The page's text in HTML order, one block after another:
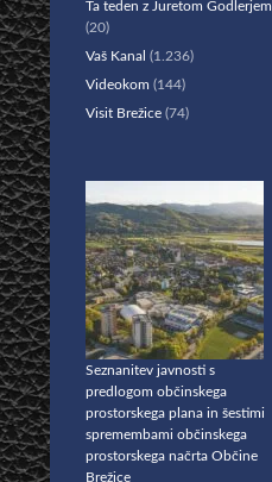
Ta teden z Juretom Godlerjem
(20)
Vaš Kanal (1.236)
Videokom (144)
Visit Brežice (74)
Seznanitev javnosti s
predlogom občinskega
prostorskega plana in šestimi
spremembami občinskega
prostorskega načrta Občine
Brežice